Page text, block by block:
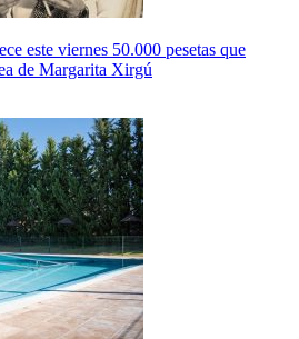
este viernes 50.000 pesetas que
de Margarita Xirgú